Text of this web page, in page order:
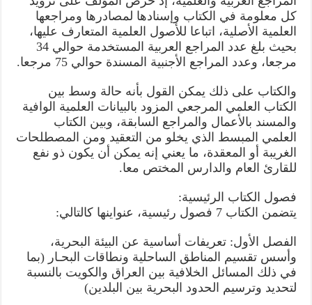
كل معلومة في الكتاب وإسنادها لمصادرها ومراجعها
العلمية الأصلية، اتباعا للأصول العلمية المتعارف عليها،
بحيث بلغ عدد المراجع العربية المستخدمة حوالي 34
مرجعا، وعدد المراجع الأجنبية المسندة حوالي 75 مرجعا.
والكتاب على ذلك يمكن القول بأنه حالة وسط بين
الكتاب العلمي المرجعي المزود بالبيانات العلمية الوافية
والمسند بالأعمال والمراجع السابقة، وبين الكتاب
العلمي المبسط الذي يخلو من التعقيد ومن المصطلحات
الغريبة أو المعقدة، ما يعني إنه يمكن أن يكون ذو نفع
للقارئ العام والدارس المختص معا.
فصول الكتاب الرئيسية:
يتضمن الكتاب 7 فصول رئيسية، عنواينها كالتالي:
الفصل الأول: تعريفات أساسية عن البيئة البحرية،
وأسس تقسيم المناطق الساحلية ونطاقات البحـار (بما
في ذلك المسائل الخلافية بين العراق والكويت بالنسبة
لتحديد وترسيم الحدود البحرية بين البلدين)